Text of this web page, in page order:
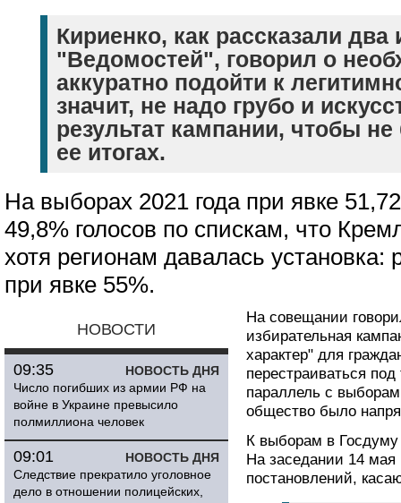
Кириенко, как рассказали два
"Ведомостей", говорил о
аккуратно подойти к
значит, не надо грубо и
результат кампании, чтобы
ее итогах.
На выборах 2021 года при явке
49,8% голосов по спискам, что
хотя регионам давалась установка:
при явке 55%.
НОВОСТИ
НОВОСТЬ ДНЯ
09:35
Число погибших из армии РФ на
войне в Украине превысило
полмиллиона человек
НОВОСТЬ ДНЯ
09:01
Следствие прекратило уголовное
дело в отношении полицейских,
На совещании
избирательная
характер" для
перестраиваться
параллель с
общество было
К выборам в
На заседании 14 мая
постановлений,